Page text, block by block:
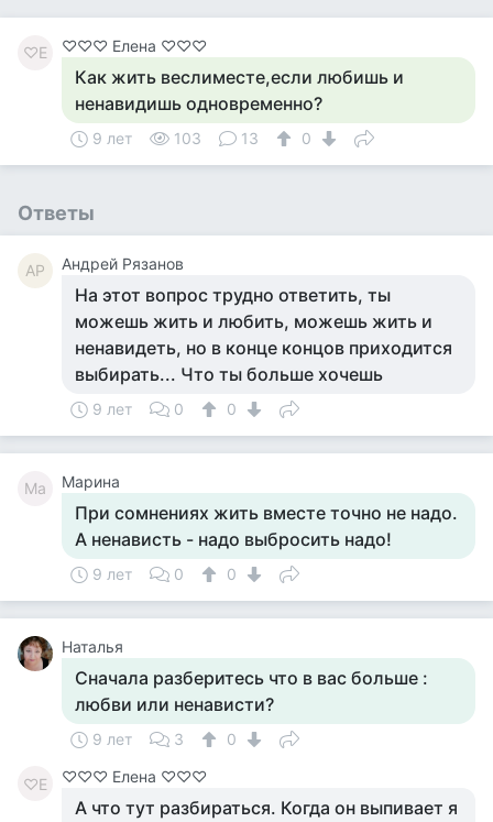
♡Е ♡♡♡ Елена ♡♡♡
Как жить веслиместе,если любишь и
ненавидишь одновременно?
9 лет 103 13 0
Ответы
АР Андрей Рязанов
На этот вопрос трудно ответить, ты
можешь жить и любить, можешь жить и
ненавидеть, но в конце концов приходится
выбирать... Что ты больше хочешь
9 лет 0 0
Ма Марина
При сомнениях жить вместе точно не надо.
А ненависть - надо выбросить надо!
9 лет 0 0
Наталья
Сначала разберитесь что в вас больше :
любви или ненависти?
9 лет 3 0
♡Е ♡♡♡ Елена ♡♡♡
А что тут разбираться. Когда он выпивает я